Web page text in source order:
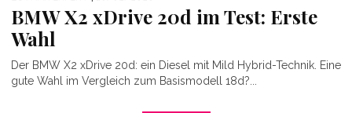
BMW X2 xDrive 20d im Test: Erste
Wahl
Der BMW X2 xDrive 20d: ein Diesel mit Mild Hybrid-Technik. Eine
gute Wahl im Vergleich zum Basismodell 18d?...